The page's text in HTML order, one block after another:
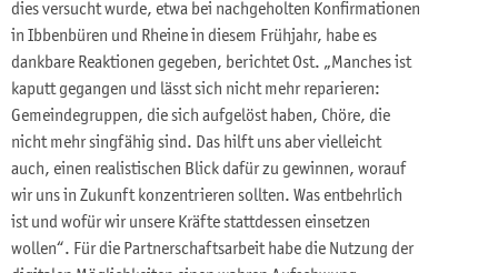
dies versucht wurde, etwa bei nachgeholten Konfirmationen
in Ibbenbüren und Rheine in diesem Frühjahr, habe es
dankbare Reaktionen gegeben, berichtet Ost. „Manches ist
kaputt gegangen und lässt sich nicht mehr reparieren:
Gemeindegruppen, die sich aufgelöst haben, Chöre, die
nicht mehr singfähig sind. Das hilft uns aber vielleicht
auch, einen realistischen Blick dafür zu gewinnen, worauf
wir uns in Zukunft konzentrieren sollten. Was entbehrlich
ist und wofür wir unsere Kräfte stattdessen einsetzen
wollen“. Für die Partnerschaftsarbeit habe die Nutzung der